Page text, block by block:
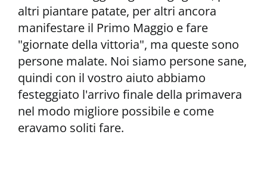
altri piantare patate, per altri ancora
manifestare il Primo Maggio e fare
"giornate della vittoria", ma queste sono
persone malate. Noi siamo persone sane,
quindi con il vostro aiuto abbiamo
festeggiato l'arrivo finale della primavera
nel modo migliore possibile e come
eravamo soliti fare.